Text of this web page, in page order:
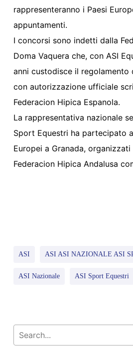
rappresenteranno i Paesi
appuntamenti.
I concorsi sono indetti dalla
Doma Vaquera che, con ASI
anni custodisce il regolamento
con autorizzazione ufficiale
Federacion Hipica Espanola.
La rappresentativa nazionale
Sport Equestri ha partecipato
Europei a Granada,
Federacion Hipica Andalusa
ASI ASI ASI NAZIONALE ASI
ASI Nazionale ASI Sport Equestri